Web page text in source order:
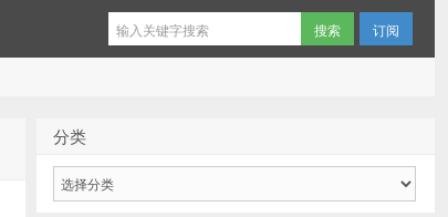
订阅
分类